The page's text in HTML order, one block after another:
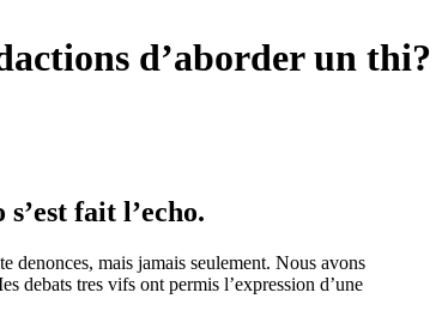
d’aborder un thi?
fait l’echo.
denonces, mais jamais seulement. Nous avons
debats tres vifs ont permis l’expression d’une